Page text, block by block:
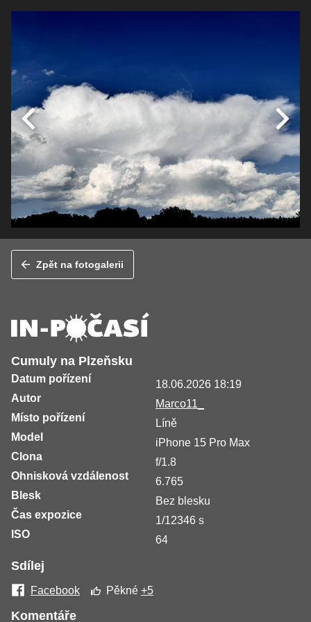
Zpět na fotogalerii
Cumuly na Plzeňsku
Datum pořízení
18.06.2026 18:19
Autor
Marco11_
Místo pořízení
Líně
Model
iPhone 15 Pro Max
Clona
f/1.8
Ohnisková vzdálenost
6.765
Blesk
Bez blesku
Čas expozice
1/12346 s
ISO
64
Sdílej
Facebook Pěkné+5
Komentáře